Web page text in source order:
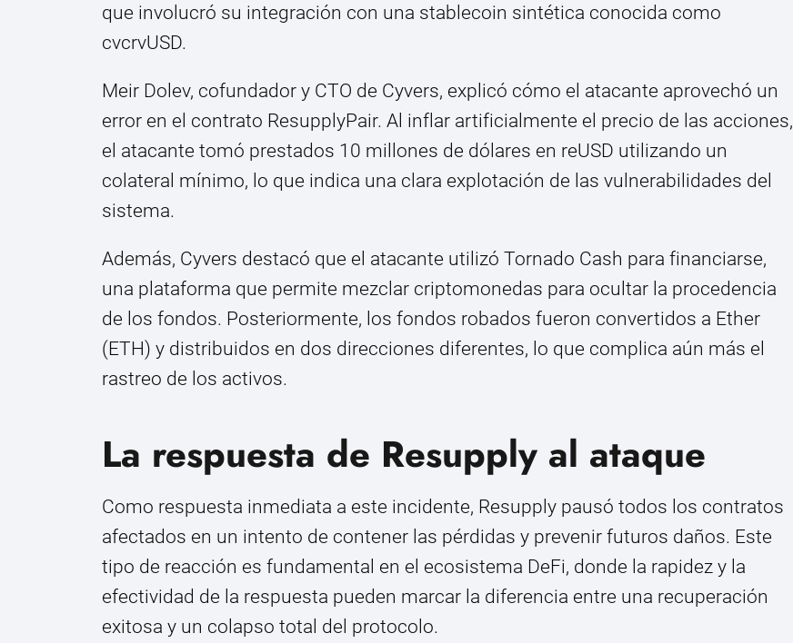
que involucró su integración con una stablecoin sintética conocida como
cvcrvUSD.
Meir Dolev, cofundador y CTO de Cyvers, explicó cómo el atacante aprovechó un
error en el contrato ResupplyPair. Al inflar artificialmente el precio de las acciones,
el atacante tomó prestados 10 millones de dólares en reUSD utilizando un
colateral mínimo, lo que indica una clara explotación de las vulnerabilidades del
sistema.
Además, Cyvers destacó que el atacante utilizó Tornado Cash para financiarse,
una plataforma que permite mezclar criptomonedas para ocultar la procedencia
de los fondos. Posteriormente, los fondos robados fueron convertidos a Ether
(ETH) y distribuidos en dos direcciones diferentes, lo que complica aún más el
rastreo de los activos.
La respuesta de Resupply al ataque
Como respuesta inmediata a este incidente, Resupply pausó todos los contratos
afectados en un intento de contener las pérdidas y prevenir futuros daños. Este
tipo de reacción es fundamental en el ecosistema DeFi, donde la rapidez y la
efectividad de la respuesta pueden marcar la diferencia entre una recuperación
exitosa y un colapso total del protocolo.